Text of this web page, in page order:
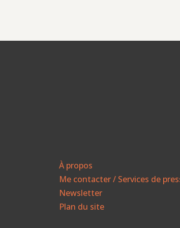
À propos
Me contacter / Services de
Newsletter
Plan du site